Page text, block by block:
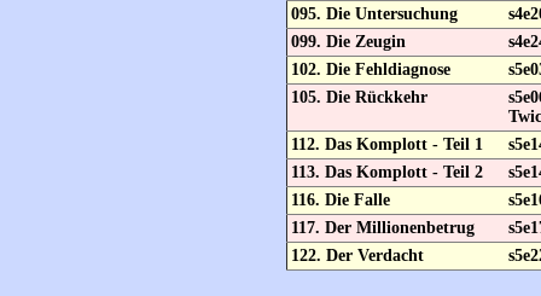
095. Die Untersuchung
099. Die Zeugin
102. Die Fehldiagnose
105. Die Rückkehr
112. Das Komplott - Teil 1
113. Das Komplott - Teil 2
116. Die Falle
117. Der Millionenbetrug
122. Der Verdacht